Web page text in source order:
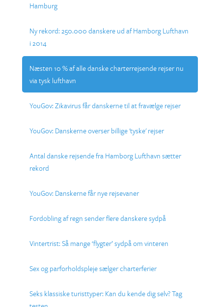
Hamburg
Ny rekord: 250.000 danskere ud af Hamborg Lufthavn
i 2014
Næsten 10 % af alle danske charterrejsende rejser nu
via tysk lufthavn
YouGov: Zikavirus får danskerne til at fravælge rejser
YouGov: Danskerne overser billige 'tyske' rejser
Antal danske rejsende fra Hamborg Lufthavn sætter
rekord
YouGov: Danskerne får nye rejsevaner
Fordobling af regn sender flere danskere sydpå
Vintertrist: Så mange ‘flygter’ sydpå om vinteren
Sex og parforholdspleje sælger charterferier
Seks klassiske turisttyper: Kan du kende dig selv? Tag